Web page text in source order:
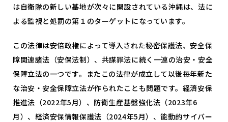
は自衛隊の新しい基地が次々に開設されている沖縄は、法に
よる監視と処罰の第１のターゲットになっています。
この法律は安倍政権によって導入された秘密保護法、安全保
障関連諸法（安保法制）、共謀罪法に続く一連の治安・安全
保障立法の一つです。またこの法律が成立して以後毎年新た
な治安・安全保障立法が作られたことも問題です。経済安保
推進法（2022年5月）、防衛生産基盤強化法（2023年6
月）、経済安保情報保護法（2024年5月）、能動的サイバー